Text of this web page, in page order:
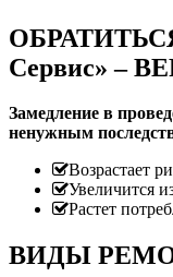
Сервис» –
Замедление в
ненужным
Возрастает
Увеличится
Растет
ВИДЫ